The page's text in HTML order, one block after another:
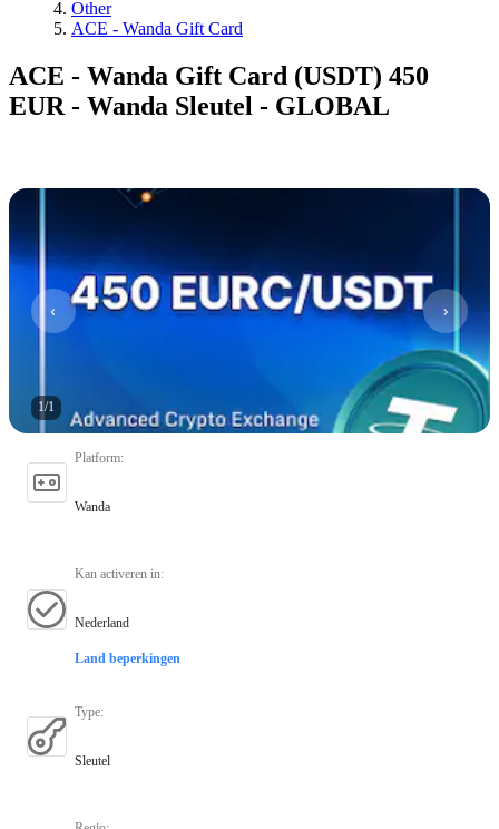
Other
ACE - Wanda Gift Card
ACE - Wanda Gift Card (USDT) 450
EUR - Wanda Sleutel - GLOBAL
1/1
Platform:
Wanda
Kan activeren in:
Nederland
Land beperkingen
Type:
Sleutel